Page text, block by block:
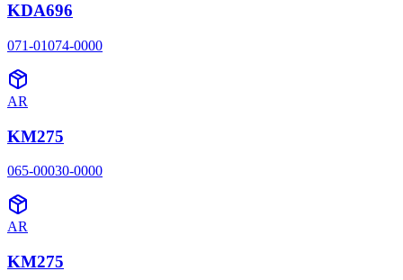
KDA696
071-01074-0000
AR
KM275
065-00030-0000
AR
KM275